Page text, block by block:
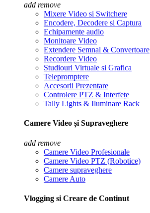
add remove
Mixere Video si Switchere
Encodere, Decodere si Captura
Echipamente audio
Monitoare Video
Extendere Semnal & Convertoare
Recordere Video
Studiouri Virtuale si Grafica
Telepromptere
Accesorii Prezentare
Controlere PTZ & Interfețe
Tally Lights & Iluminare Rack
Camere Video și Supraveghere
add remove
Camere Video Profesionale
Camere Video PTZ (Robotice)
Camere supraveghere
Camere Auto
Vlogging si Creare de Continut